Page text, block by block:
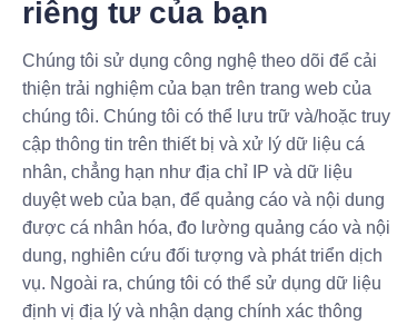
với những thách thức đối đầu
dường như không thể dung hòa:
một bên không thể tạo ra lợi
nhuận tốt, và bên kia c
Làm thế nào để khởi
động lại bộ sạc xe điện
của tôi từ xa?
Có một nỗi sợ hãi đặc trưng mà
chỉ những người sở hữu xe điện
mới hiểu. Đó là khi bạn đang
cách xa nhà hàng dặm, có thể
đang kẹt trong một cuộc họp dài
ở văn phòng, và bạn liếc nhìn
ứng dụng trên điện thoại chỉ để
thấy hai từ khủng khiếp đó: Bộ
sạc ngoại tuyến. Tim bạn thắt lại
Tạo vào 01.29
Liên hệ
riêng tư của bạn
Chúng tôi sử dụng công nghệ theo dõi để cải
thiện trải nghiệm của bạn trên trang web của
chúng tôi. Chúng tôi có thể lưu trữ và/hoặc truy
cập thông tin trên thiết bị và xử lý dữ liệu cá
nhân, chẳng hạn như địa chỉ IP và dữ liệu
duyệt web của bạn, để quảng cáo và nội dung
được cá nhân hóa, đo lường quảng cáo và nội
dung, nghiên cứu đối tượng và phát triển dịch
vụ. Ngoài ra, chúng tôi có thể sử dụng dữ liệu
định vị địa lý và nhận dạng chính xác thông